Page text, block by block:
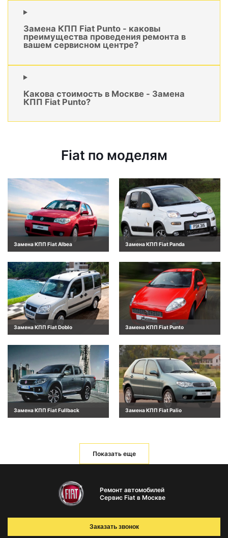
Замена КПП Fiat Punto - каковы
преимущества проведения ремонта в
вашем сервисном центре?
Какова стоимость в Москве - Замена
КПП Fiat Punto?
Fiat по моделям
Замена КПП Fiat Albea Замена КПП Fiat Panda
Замена КПП Fiat Doblo Замена КПП Fiat Punto
Замена КПП Fiat Fullback Замена КПП Fiat Palio
Показать еще
Ремонт автомобилей
Сервис Fiat в Москве
Заказать звонок